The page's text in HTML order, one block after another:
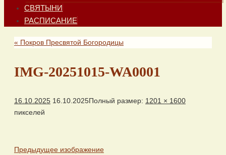
СВЯТЫНИ
РАСПИСАНИЕ
« Покров Пресвятой Богородицы
IMG-20251015-WA0001
16.10.2025 16.10.2025Полный размер: 1201 × 1600
пикселей
Предыдущее изображение